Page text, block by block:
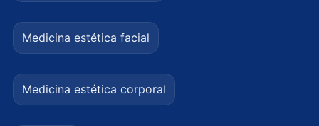
Medicina estética facial
Medicina estética corporal